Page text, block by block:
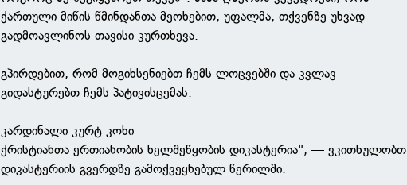
ქართული მიწის წმინდანთა მეოხებით, უფალმა, თქვენზე უხვად
გადმოავლინოს თავისი კურთხევა.
გპირდებით, რომ მოგიხსენიებთ ჩემს ლოცვებში და კვლავ
გიდასტურებთ ჩემს პატივისცემას.
კარდინალი კურტ კოხი
ქრისტიანთა ერთიანობის ხელშეწყობის დიკასტერია", — ვკითხულობთ
დიკასტერიის გვერდზე გამოქვეყნებულ წერილში.